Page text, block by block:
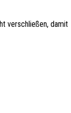
verschließen, damit